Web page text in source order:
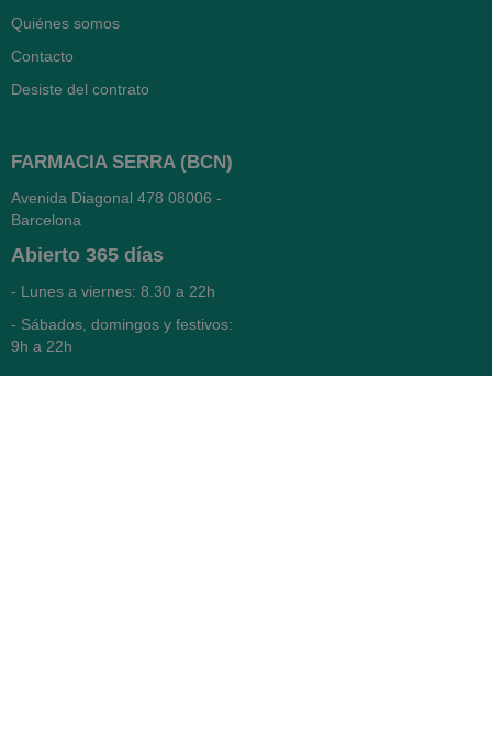
Quiénes somos
Contacto
Desiste del contrato
FARMACIA SERRA (BCN)
Avenida Diagonal 478 08006 -
Barcelona
Abierto 365 días
- Lunes a viernes: 8.30 a 22h
- Sábados, domingos y festivos:
9h a 22h